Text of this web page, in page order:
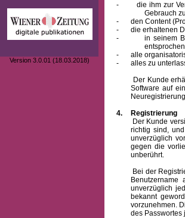
Version 3.0.01 (18.03.2018)
-
die ihm zur
Gebrauch
-
den Content
-
die erhaltenen
-
in seinem
-
alle
-
alles zu
Der Kunde erhält
Software auf
4.
Registrierung
Der Kunde
richtig sind,
unverzüglich
gegen die
unberührt.
Bei der
Benutzername
unverzüglich
bekannt
vorzunehmen.
des Passwortes